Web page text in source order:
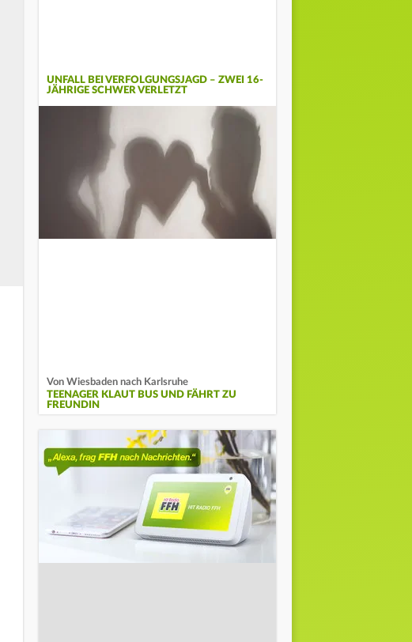
UNFALL BEI VERFOLGUNGSJAGD – ZWEI 16-
JÄHRIGE SCHWER VERLETZT
Von Wiesbaden nach Karlsruhe
TEENAGER KLAUT BUS UND FÄHRT ZU
FREUNDIN